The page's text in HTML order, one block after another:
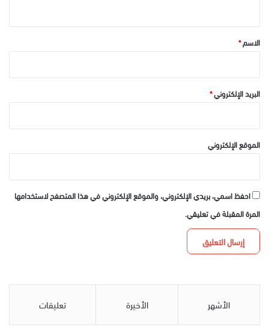
*الاسم*
البريد الإلكتروني*
الموقع الإلكتروني
احفظ اسمي، بريدي الإلكتروني، والموقع الإلكتروني في هذا المتصفح لاستخدامها
المرة المقبلة في تعليقي.
الأشهر الأخيرة تعليقات